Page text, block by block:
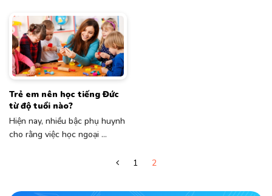
Trẻ em nên học tiếng Đức
từ độ tuổi nào?
Hiện nay, nhiều bậc phụ huynh
cho rằng việc học ngoại ...
1 2